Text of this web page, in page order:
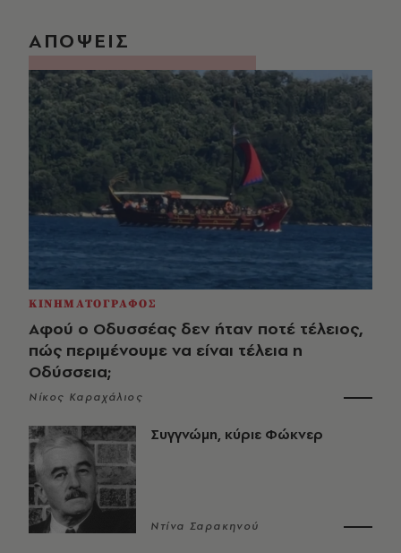
ΑΠΟΨΕΙΣ
ΚΙΝΗΜΑΤΟΓΡΑΦΟΣ
Αφού ο Οδυσσέας δεν ήταν ποτέ τέλειος,
πώς περιμένουμε να είναι τέλεια η
Οδύσσεια;
Νίκος Καραχάλιος
Συγγνώμη, κύριε Φώκνερ
Ντίνα Σαρακηνού